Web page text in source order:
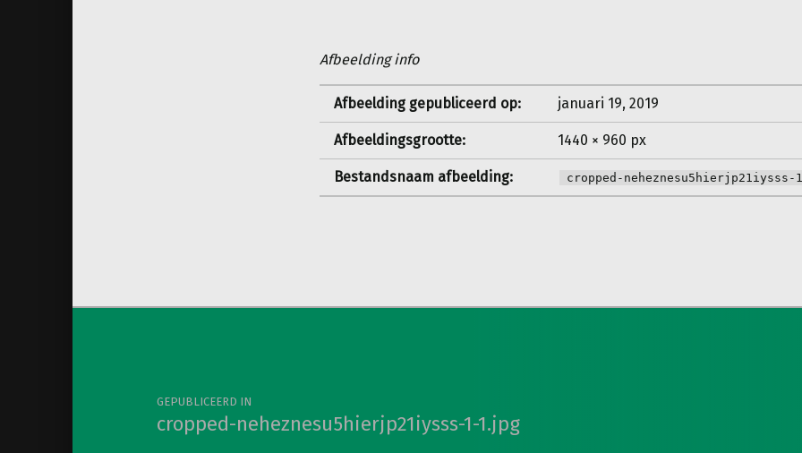
Afbeelding info
Afbeelding gepubliceerd op: januari 19, 2019
Afbeeldingsgrootte: 1440 × 960 px
Bestandsnaam afbeelding: cropped-
Berichtnavigatie
GEPUBLICEERD IN
cropped-neheznesu5hierjp21iysss-1-1.jpg